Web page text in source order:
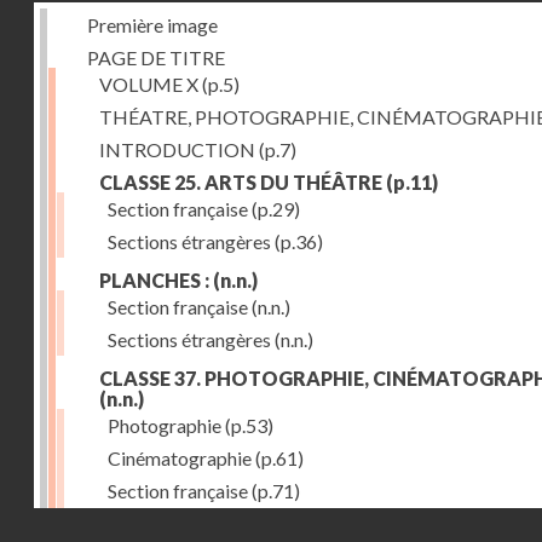
Première image
PAGE DE TITRE
VOLUME X(p.5)
THÉATRE, PHOTOGRAPHIE,
INTRODUCTION (p.7)
CLASSE 25. ARTS DU THÉÂTRE (p.11)
Section française(p.29)
Sections étrangères (p.36)
PLANCHES : (n.n.)
Section française(n.n.)
Sections étrangères (n.n.)
CLASSE 37. PHOTOGRAPHIE,
(n.n.)
Photographie(p.53)
Cinématographie(p.61)
Section française(p.71)